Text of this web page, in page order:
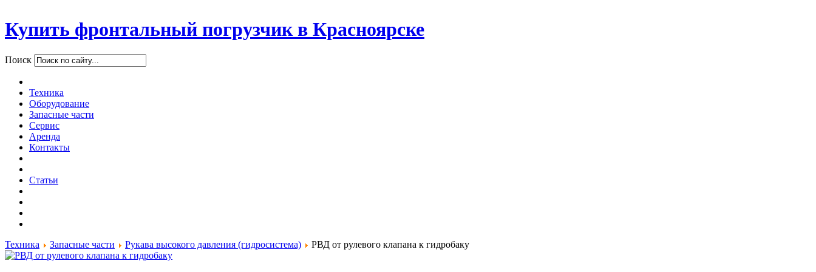
Купить фронтальный погрузчик в Красноярске
Поиск
Техника
Оборудование
Запасные части
Сервис
Аренда
Контакты
Статьи
Техника Запасные части Рукава высокого давления (гидросистема) РВД от рулевого клапана к гидробаку